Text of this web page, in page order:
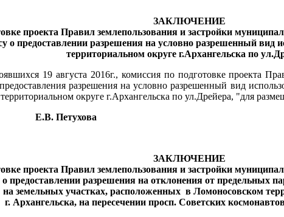
ЗАКЛЮЧЕНИЕ
проекта Правил землепользования и застройки
о предоставлении разрешения на условно разрешенный вид
территориальном округе г.Архангельска по
19 августа 2016г., комиссия по подготовке проекта
разрешения на условно разрешенный вид
округе г.Архангельска по ул.Дрейера, "для
Е.В. Петухова
ЗАКЛЮЧЕНИЕ
проекта Правил землепользования и застройки
о предоставлении разрешения на отклонения от предельных
на земельных участках, расположенных в Ломоносовском
г. Архангельска, на пересечении просп. Советских